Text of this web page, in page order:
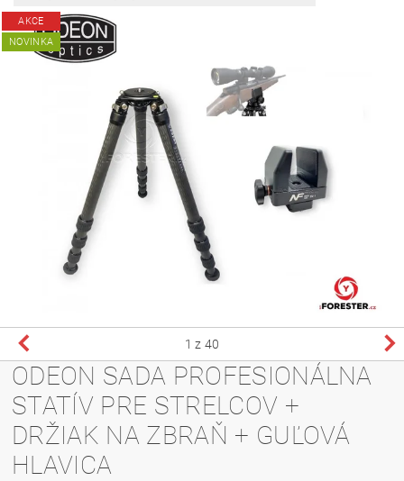
AKCE
NOVINKA
1 z 40
ODEON SADA PROFESIONÁLNA
STATÍV PRE STRELCOV +
DRŽIAK NA ZBRAŇ + GUĽOVÁ
HLAVICA